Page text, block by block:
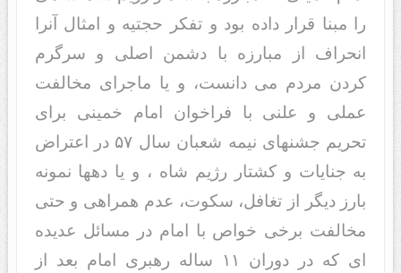
را مبنا قرار داده بود و تفکر حجتیه و امثال آنرا
انحراف از مبارزه با دشمن اصلی و سرگرم
کردن مردم می دانست، و یا ماجرای مخالفت
عملی و علنی با فراخوان امام خمینی برای
تحریم جشنهای نیمه شعبان سال ۵۷ در اعتراض
به جنایات و کشتار رژیم شاه ، و یا دهها نمونه
بارز دیگر از تغافل، سکوت، عدم همراهی و حتی
مخالفت برخی خواص با امام در مسائل عدیده
ای که در دوران ۱۱ ساله رهبری امام بعد از